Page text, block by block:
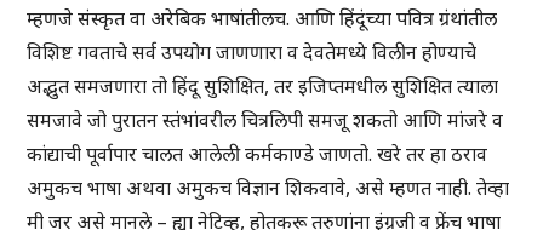
म्हणजे संस्कृत वा अरेबिक भाषांतीलच. आणि हिंदूंच्या पवित्र ग्रंथांतील
विशिष्ट गवताचे सर्व उपयोग जाणणारा व देवतेमध्ये विलीन होण्याचे
अद्भुत समजणारा तो हिंदू सुशिक्षित, तर इजिप्तमधील सुशिक्षित त्याला
समजावे जो पुरातन स्तंभांवरील चित्रलिपी समजू शकतो आणि मांजरे व
कांद्याची पूर्वापार चालत आलेली कर्मकाण्डे जाणतो. खरे तर हा ठराव
अमुकच भाषा अथवा अमुकच विज्ञान शिकवावे, असे म्हणत नाही. तेव्हा
मी जर असे मानले – ह्या नेटिव्ह, होतकरू तरुणांना इंग्रजी व फ्रेंच भाषा